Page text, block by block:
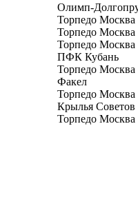
Олимп-
Торпедо Москва
Торпедо Москва
Торпедо Москва
ПФК Кубань
Торпедо Москва
Факел
Торпедо Москва
Крылья Советов
Торпедо Москва